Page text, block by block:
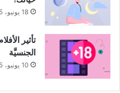
18 يونيو، 2025
تأثير
الجنسيَّة
10 يونيو، 2025